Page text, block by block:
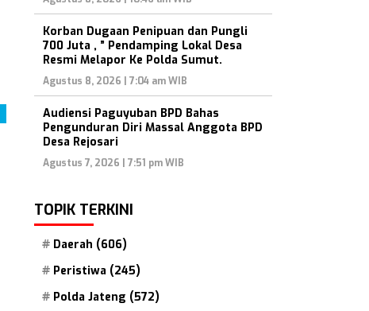
Korban Dugaan Penipuan dan Pungli
700 Juta , ” Pendamping Lokal Desa
Resmi Melapor Ke Polda Sumut.
Agustus 8, 2026 | 7:04 am WIB
Audiensi Paguyuban BPD Bahas
Pengunduran Diri Massal Anggota BPD
Desa Rejosari
Agustus 7, 2026 | 7:51 pm WIB
TOPIK TERKINI
Daerah (606)
Peristiwa (245)
Polda Jateng (572)